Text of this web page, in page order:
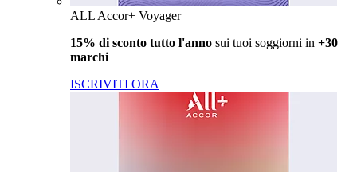
ALL Accor+ Voyager
15% di sconto tutto l'anno sui tuoi soggiorni in +30
marchi
ISCRIVITI ORA